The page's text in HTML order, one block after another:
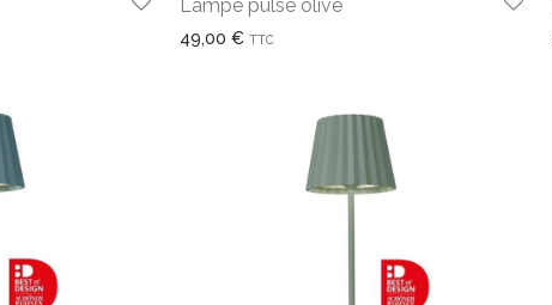
Lampe pulse olive
49,00 € TTC